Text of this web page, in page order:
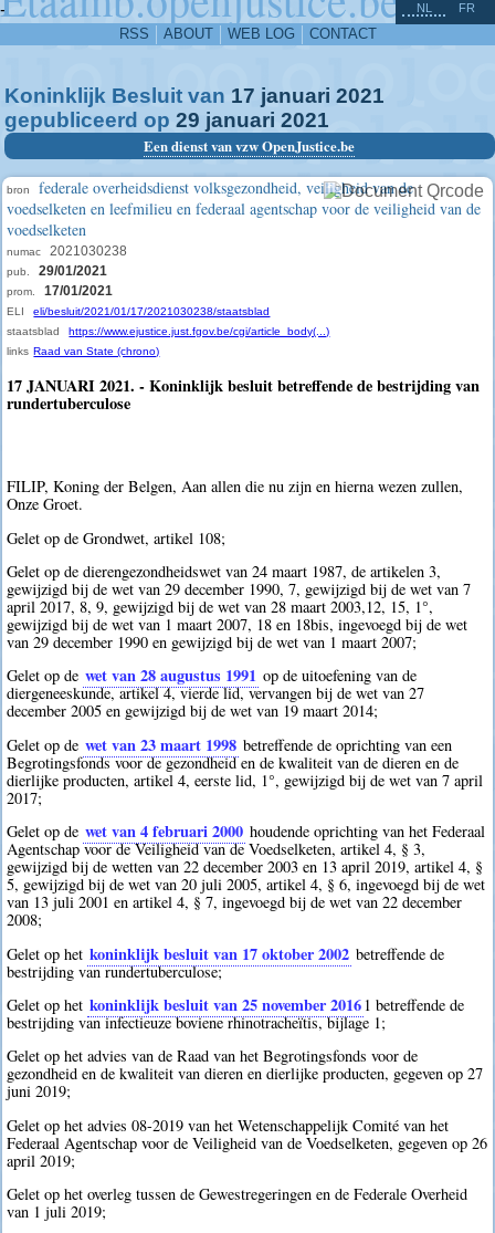
-
RSS ABOUT WEB LOG CONTACT
NL FR
Koninklijk Besluit van 17 januari 2021
gepubliceerd op 29 januari 2021
Een dienst van vzw OpenJustice.be
bron
federale overheidsdienst volksgezondheid, veiligheid van de
voedselketen en leefmilieu en federaal agentschap voor de veiligheid van de
voedselketen
numac 2021030238
pub. 29/01/2021
prom. 17/01/2021
ELI
eli/besluit/2021/01/17/2021030238/staatsblad
staatsblad
https://www.ejustice.just.fgov.be/cgi/article_body(...)
links Raad van State (chrono)
17 JANUARI 2021. - Koninklijk besluit betreffende de bestrijding van
rundertuberculose
FILIP, Koning der Belgen, Aan allen die nu zijn en hierna wezen zullen,
Onze Groet.
Gelet op de Grondwet, artikel 108;
Gelet op de dierengezondheidswet van 24 maart 1987, de artikelen 3,
gewijzigd bij de wet van 29 december 1990, 7, gewijzigd bij de wet van 7
april 2017, 8, 9, gewijzigd bij de wet van 28 maart 2003,12, 15, 1°,
gewijzigd bij de wet van 1 maart 2007, 18 en 18bis, ingevoegd bij de wet
van 29 december 1990 en gewijzigd bij de wet van 1 maart 2007;
Gelet op de wet van 28 augustus 1991 op de uitoefening van de
diergeneeskunde, artikel 4, vierde lid, vervangen bij de wet van 27
december 2005 en gewijzigd bij de wet van 19 maart 2014;
Gelet op de wet van 23 maart 1998 betreffende de oprichting van een
Begrotingsfonds voor de gezondheid en de kwaliteit van de dieren en de
dierlijke producten, artikel 4, eerste lid, 1°, gewijzigd bij de wet van 7 april
2017;
Gelet op de wet van 4 februari 2000 houdende oprichting van het Federaal
Agentschap voor de Veiligheid van de Voedselketen, artikel 4, § 3,
gewijzigd bij de wetten van 22 december 2003 en 13 april 2019, artikel 4, §
5, gewijzigd bij de wet van 20 juli 2005, artikel 4, § 6, ingevoegd bij de wet
van 13 juli 2001 en artikel 4, § 7, ingevoegd bij de wet van 22 december
2008;
Gelet op het koninklijk besluit van 17 oktober 2002 betreffende de
bestrijding van rundertuberculose;
Gelet op het koninklijk besluit van 25 november 2016 1 betreffende de
bestrijding van infectieuze boviene rhinotracheïtis, bijlage 1;
Gelet op het advies van de Raad van het Begrotingsfonds voor de
gezondheid en de kwaliteit van dieren en dierlijke producten, gegeven op 27
juni 2019;
Gelet op het advies 08-2019 van het Wetenschappelijk Comité van het
Federaal Agentschap voor de Veiligheid van de Voedselketen, gegeven op 26
april 2019;
Gelet op het overleg tussen de Gewestregeringen en de Federale Overheid
van 1 juli 2019;
^